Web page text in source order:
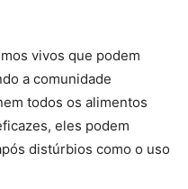
vivos que podem
a comunidade
todos os alimentos
eles podem
distúrbios como o uso